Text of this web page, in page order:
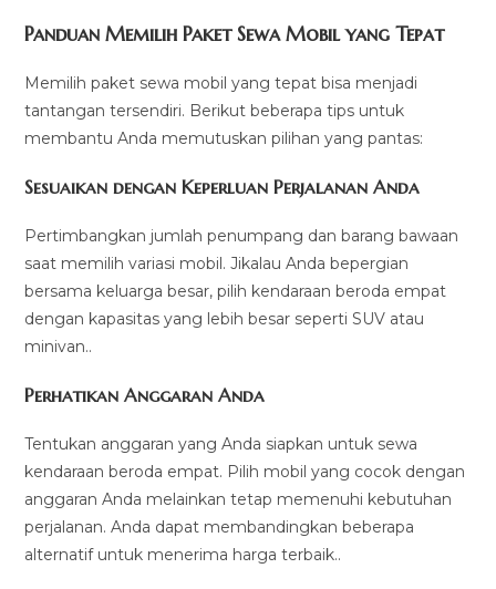
Panduan Memilih Paket Sewa Mobil yang Tepat
Memilih paket sewa mobil yang tepat bisa menjadi
tantangan tersendiri. Berikut beberapa tips untuk
membantu Anda memutuskan pilihan yang pantas:
Sesuaikan dengan Keperluan Perjalanan Anda
Pertimbangkan jumlah penumpang dan barang bawaan
saat memilih variasi mobil. Jikalau Anda bepergian
bersama keluarga besar, pilih kendaraan beroda empat
dengan kapasitas yang lebih besar seperti SUV atau
minivan..
Perhatikan Anggaran Anda
Tentukan anggaran yang Anda siapkan untuk sewa
kendaraan beroda empat. Pilih mobil yang cocok dengan
anggaran Anda melainkan tetap memenuhi kebutuhan
perjalanan. Anda dapat membandingkan beberapa
alternatif untuk menerima harga terbaik..